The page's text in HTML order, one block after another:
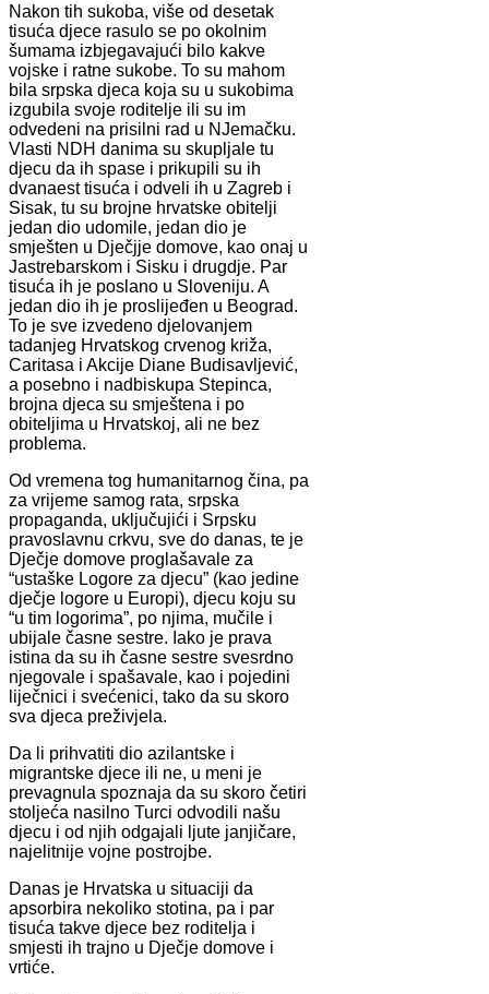
Nakon tih sukoba, više od desetak
tisuća djece rasulo se po okolnim
šumama izbjegavajući bilo kakve
vojske i ratne sukobe. To su mahom
bila srpska djeca koja su u sukobima
izgubila svoje roditelje ili su im
odvedeni na prisilni rad u NJemačku.
Vlasti NDH danima su skupljale tu
djecu da ih spase i prikupili su ih
dvanaest tisuća i odveli ih u Zagreb i
Sisak, tu su brojne hrvatske obitelji
jedan dio udomile, jedan dio je
smješten u Dječjje domove, kao onaj u
Jastrebarskom i Sisku i drugdje. Par
tisuća ih je poslano u Sloveniju. A
jedan dio ih je proslijeđen u Beograd.
To je sve izvedeno djelovanjem
tadanjeg Hrvatskog crvenog križa,
Caritasa i Akcije Diane Budisavljević,
a posebno i nadbiskupa Stepinca,
brojna djeca su smještena i po
obiteljima u Hrvatskoj, ali ne bez
problema.
Od vremena tog humanitarnog čina, pa
za vrijeme samog rata, srpska
propaganda, uključujići i Srpsku
pravoslavnu crkvu, sve do danas, te je
Dječje domove proglašavale za
“ustaške Logore za djecu” (kao jedine
dječje logore u Europi), djecu koju su
“u tim logorima”, po njima, mučile i
ubijale časne sestre. Iako je prava
istina da su ih časne sestre svesrdno
njegovale i spašavale, kao i pojedini
liječnici i svećenici, tako da su skoro
sva djeca preživjela.
Da li prihvatiti dio azilantske i
migrantske djece ili ne, u meni je
prevagnula spoznaja da su skoro četiri
stoljeća nasilno Turci odvodili našu
djecu i od njih odgajali ljute janjičare,
najelitnije vojne postrojbe.
Danas je Hrvatska u situaciji da
apsorbira nekoliko stotina, pa i par
tisuća takve djece bez roditelja i
smjesti ih trajno u Dječje domove i
vrtiće.